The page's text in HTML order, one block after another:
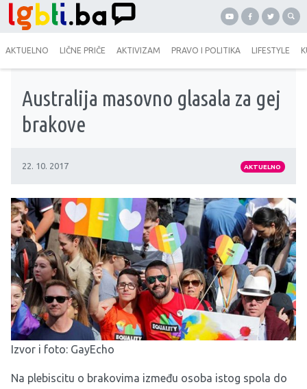
AKTUELNO LIČNE PRIČE AKTIVIZAM PRAVO I POLITIKA LIFESTYLE
Australija masovno glasala za gej
brakove
22. 10. 2017 AKTUELNO
Izvor i foto: GayEcho
Na plebiscitu o brakovima između osoba istog spola do